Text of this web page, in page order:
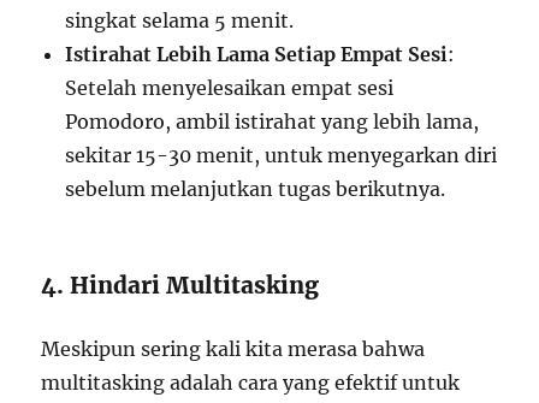
singkat selama 5 menit.
Istirahat Lebih Lama Setiap Empat Sesi:
Setelah menyelesaikan empat sesi
Pomodoro, ambil istirahat yang lebih lama,
sekitar 15-30 menit, untuk menyegarkan diri
sebelum melanjutkan tugas berikutnya.
4. Hindari Multitasking
Meskipun sering kali kita merasa bahwa
multitasking adalah cara yang efektif untuk